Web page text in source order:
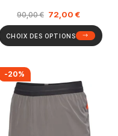
90,00€ 72,00 €
CHOIX DES OPTIONS
-20%